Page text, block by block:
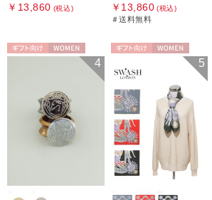
￥13,860 (税込) ￥13,860 (税込)
＃送料無料
ギフト向けWOMEN 4 WOMEN 5